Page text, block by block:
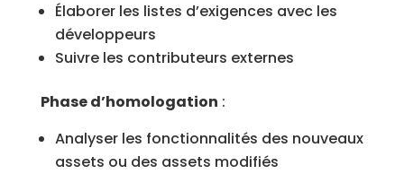
Élaborer les listes d’exigences avec les
développeurs
Suivre les contributeurs externes
Phase d’homologation :
Analyser les fonctionnalités des nouveaux
assets ou des assets modifiés